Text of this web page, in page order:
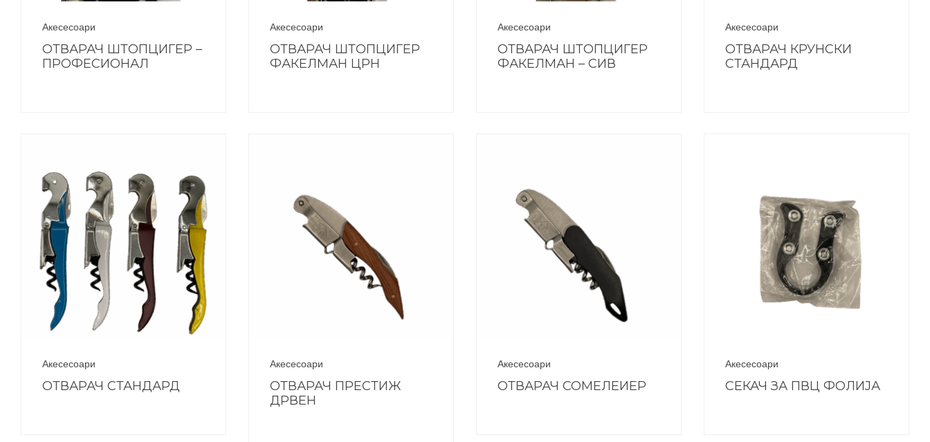
Акесесоари
ОТВАРАЧ ШТОПЦИГЕР –
ПРОФЕСИОНАЛ
Акесесоари
ОТВАРАЧ ШТОПЦИГЕР
ФАКЕЛМАН ЦРН
Акесесоари
ОТВАРАЧ ШТОПЦИГЕР
ФАКЕЛМАН – СИВ
Акесесоари
ОТВАРАЧ КРУНСКИ
СТАНДАРД
Акесесоари
ОТВАРАЧ СТАНДАРД
Акесесоари
ОТВАРАЧ ПРЕСТИЖ
ДРВЕН
Акесесоари
ОТВАРАЧ СОМЕЛЕИЕР
Акесесоари
СЕКАЧ ЗА ПВЦ ФОЛИЈА